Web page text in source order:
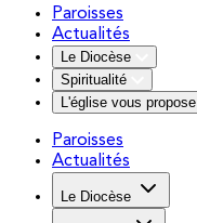
Paroisses
Actualités
Le Diocèse
Spiritualité
L'église vous propose
Paroisses
Actualités
Le Diocèse